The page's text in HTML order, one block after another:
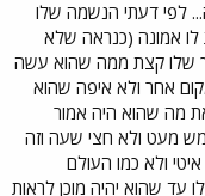
לפי דעתי הנשמה שלו
לו אמונה (כנראה שלא
שלו קצת ממה שהוא עשה
אחר ולא איפה שהוא
מה שהוא היה אמור
מעט ולא חצי שעה וזה
ולא כמו העולם
עד שהוא יהיה מוכן לראות